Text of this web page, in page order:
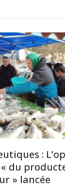
:
du
» lancée